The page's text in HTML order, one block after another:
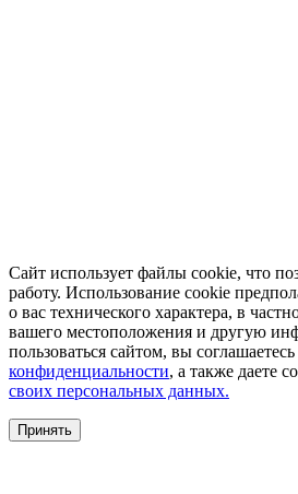
Сайт использует файлы cookie, что
работу. Использование cookie
о вас технического характера, в
вашего местоположения и другую
пользоваться сайтом, вы соглашаетесь
конфиденциальности, а также даете
своих персональных данных.
Принять